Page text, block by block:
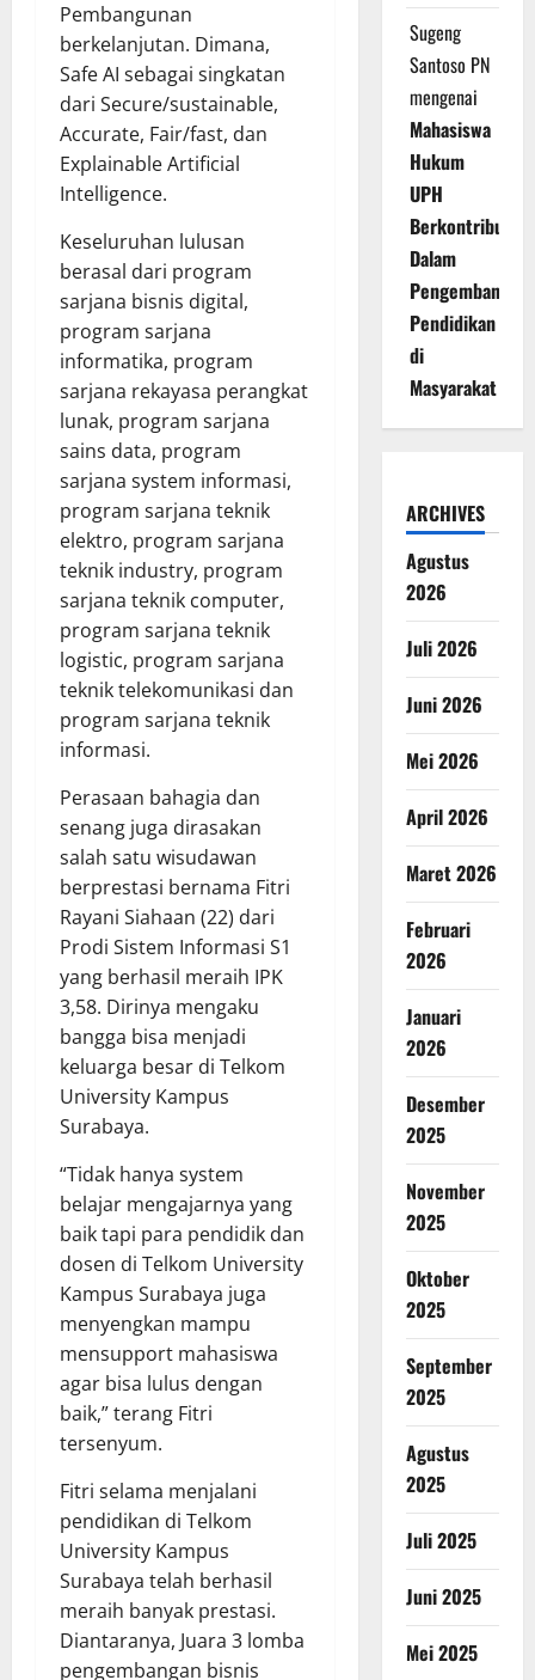
Pembangunan
berkelanjutan. Dimana,
Safe AI sebagai singkatan
dari Secure/sustainable,
Accurate, Fair/fast, dan
Explainable Artificial
Intelligence.
Keseluruhan lulusan
berasal dari program
sarjana bisnis digital,
program sarjana
informatika, program
sarjana rekayasa perangkat
lunak, program sarjana
sains data, program
sarjana system informasi,
program sarjana teknik
elektro, program sarjana
teknik industry, program
sarjana teknik computer,
program sarjana teknik
logistic, program sarjana
teknik telekomunikasi dan
program sarjana teknik
informasi.
Perasaan bahagia dan
senang juga dirasakan
salah satu wisudawan
berprestasi bernama Fitri
Rayani Siahaan (22) dari
Prodi Sistem Informasi S1
yang berhasil meraih IPK
3,58. Dirinya mengaku
bangga bisa menjadi
keluarga besar di Telkom
University Kampus
Surabaya.
“Tidak hanya system
belajar mengajarnya yang
baik tapi para pendidik dan
dosen di Telkom University
Kampus Surabaya juga
menyengkan mampu
mensupport mahasiswa
agar bisa lulus dengan
baik,” terang Fitri
tersenyum.
Fitri selama menjalani
pendidikan di Telkom
University Kampus
Surabaya telah berhasil
meraih banyak prestasi.
Diantaranya, Juara 3 lomba
pengembangan bisnis
Sugeng
Santoso PN
mengenai
Mahasiswa
Hukum
UPH
Berkontribusi
Dalam
Pengembangan
Pendidikan
di
Masyarakat
ARCHIVES
Agustus
2026
Juli 2026
Juni 2026
Mei 2026
April 2026
Maret 2026
Februari
2026
Januari
2026
Desember
2025
November
2025
Oktober
2025
September
2025
Agustus
2025
Juli 2025
Juni 2025
Mei 2025